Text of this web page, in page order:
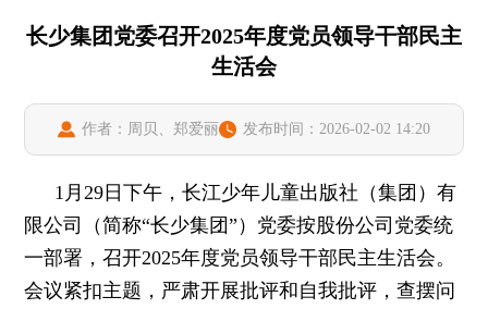
长少集团党委召开2025年度党员领导干部民主
生活会
作者：周贝、郑爱丽 发布时间：2026-02-02 14:20
1月29日下午，长江少年儿童出版社（集团）有
限公司（简称“长少集团”）党委按股份公司党委统
一部署，召开2025年度党员领导干部民主生活会。
会议紧扣主题，严肃开展批评和自我批评，查摆问